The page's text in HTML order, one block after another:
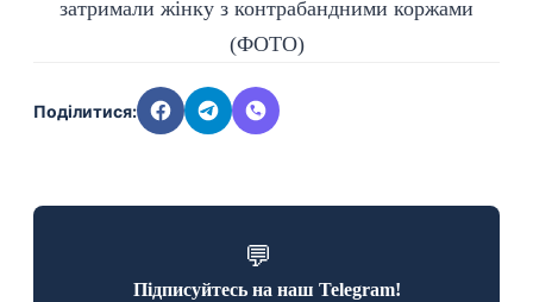
Поділитися:
💬
Підписуйтесь на наш Telegram!